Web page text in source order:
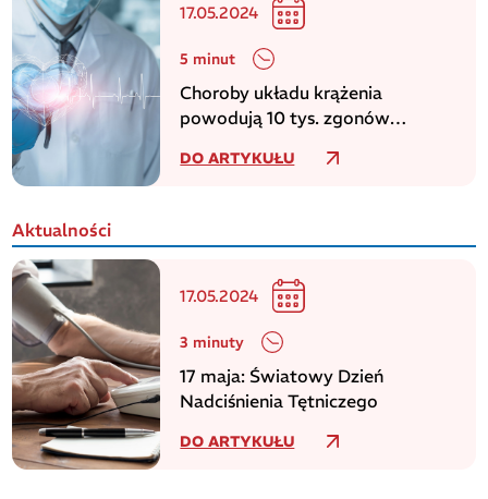
17.05.2024
5 minut
Choroby układu krążenia
powodują 10 tys. zgonów
WHO
DO ARTYKUŁU
Aktualności
17.05.2024
3 minuty
17 maja: Światowy Dzień
Nadciśnienia Tętniczego
DO ARTYKUŁU